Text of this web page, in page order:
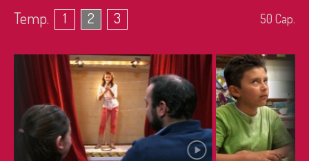
Temp. 1 2 3 50 Cap.